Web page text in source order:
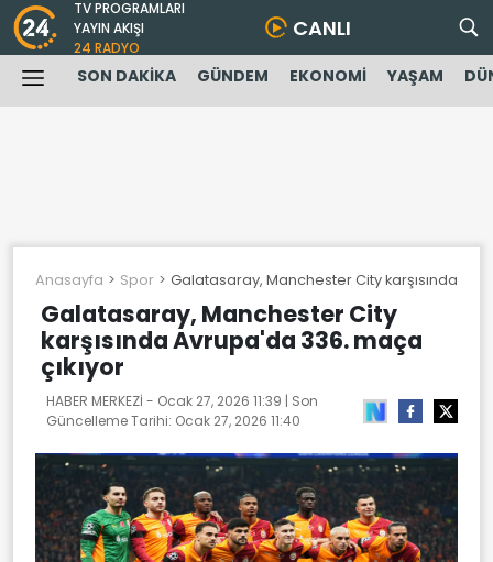
TV PROGRAMLARI
YAYIN AKIŞI
24 RADYO
CANLI
SON DAKİKA GÜNDEM EKONOMİ YAŞAM
Anasayfa Spor Galatasaray, Manchester City karşısında
Galatasaray, Manchester City
karşısında Avrupa'da 336. maça
çıkıyor
HABER MERKEZİ - Ocak 27, 2026 11:39 | Son
Güncelleme Tarihi: Ocak 27, 2026 11:40